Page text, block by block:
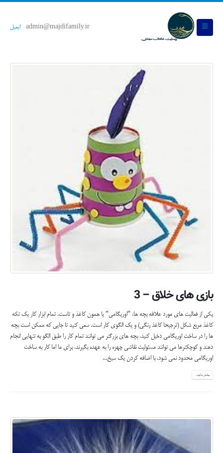
admin@majdifamily.ir ایمیل
بازی های خلاق – 3
یکی از فعالیت های مورد علاقه بچه ها، "اوریگامی" یا همون کاغذ و تاست. تمام ابزار کار یک تکه
کاغذ مربع شکل (ترجیحا کاغذ رنگی) و یک الگوی کار است. سعی کنید تا جایی که ممکن است بچه
ها را در ساخت اوریگامی دخیل کنید. بچه های بزرگتر می توانند تمام کار را طبق الگو به تنهایی انجام
دهند و کوچکترها می توانند مسئولیت نقاشی چهره را به عهده بگیرند. برای ما اما کار به ساخت
اوریگامی محدود نمی شود. با اضافه کردن یک سیخ...
بیشتر بدانید...